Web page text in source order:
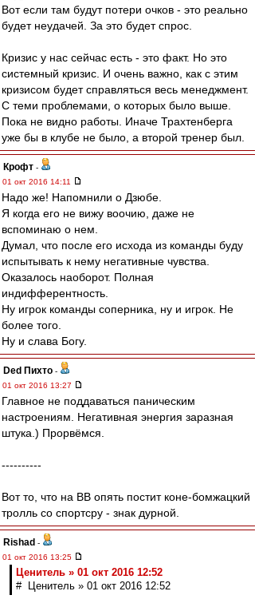
Вот если там будут потери очков - это реально
будет неудачей. За это будет спрос.
Кризис у нас сейчас есть - это факт. Но это
системный кризис. И очень важно, как с этим
кризисом будет справляться весь менеджмент.
С теми проблемами, о которых было выше.
Пока не видно работы. Иначе Трахтенберга
уже бы в клубе не было, а второй тренер был.
Крофт -
01 окт 2016 14:11
Надо же! Напомнили о Дзюбе.
Я когда его не вижу воочию, даже не
вспоминаю о нем.
Думал, что после его исхода из команды буду
испытывать к нему негативные чувства.
Оказалось наоборот. Полная
индифферентность.
Ну игрок команды соперника, ну и игрок. Не
более того.
Ну и слава Богу.
Ded Пихто -
01 окт 2016 13:27
Главное не поддаваться паническим
настроениям. Негативная энергия заразная
штука.) Прорвёмся.
----------
Вот то, что на ВВ опять постит коне-бомжацкий
тролль со спортсру - знак дурной.
Rishad -
01 окт 2016 13:25
Ценитель » 01 окт 2016 12:52
# Ценитель » 01 окт 2016 12:52